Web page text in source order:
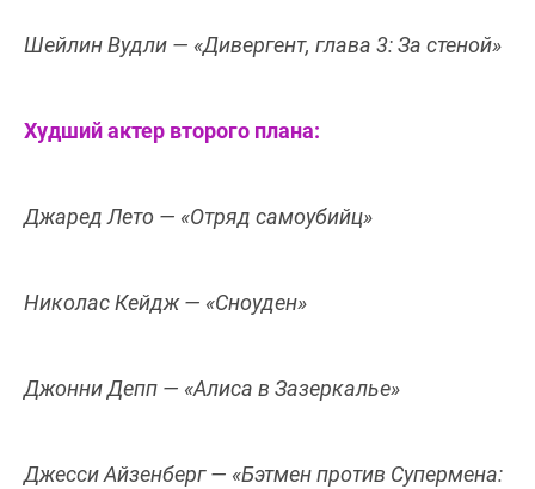
Шейлин Вудли — «Дивергент, глава 3: За стеной»
Худший актер второго плана:
Джаред Лето — «Отряд самоубийц»
Николас Кейдж — «Сноуден»
Джонни Депп — «Алиса в Зазеркалье»
Джесси Айзенберг — «Бэтмен против Супермена: